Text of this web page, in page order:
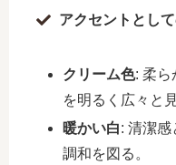
アクセントとし
クリーム色: 柔ら
を明るく広々と
暖かい白: 清潔
調和を図る。